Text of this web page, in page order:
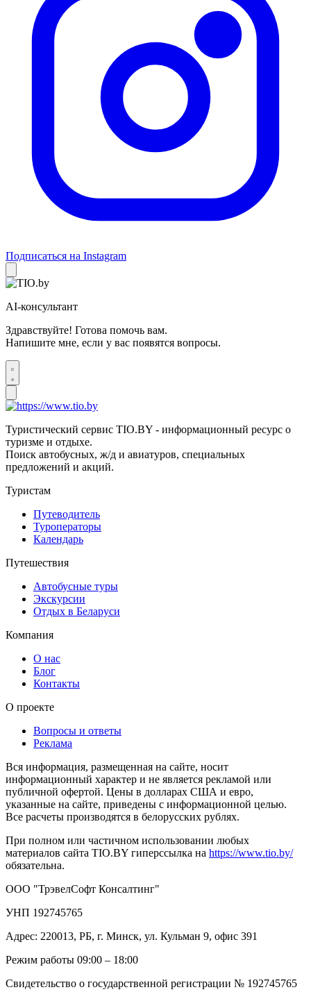
Подписаться на Instagram
AI-консультант
Здравствуйте! Готова помочь вам.
Напишите мне, если у вас появятся вопросы.
Туристический сервис TIO.BY - информационный ресурс о
туризме и отдыхе.
Поиск автобусных, ж/д и авиатуров, специальных
предложений и акций.
Туристам
Путеводитель
Туроператоры
Календарь
Путешествия
Автобусные туры
Экскурсии
Отдых в Беларуси
Компания
О нас
Блог
Контакты
О проекте
Вопросы и ответы
Реклама
Вся информация, размещенная на сайте, носит
информационный характер и не является рекламой или
публичной офертой. Цены в долларах США и евро,
указанные на сайте, приведены с информационной целью.
Все расчеты производятся в белорусских рублях.
При полном или частичном использовании любых
материалов сайта TIO.BY гиперссылка на https://www.tio.by/
обязательна.
ООО "ТрэвелСофт Консалтинг"
УНП 192745765
Адрес: 220013, РБ, г. Минск, ул. Кульман 9, офис 391
Режим работы 09:00 – 18:00
Свидетельство о государственной регистрации № 192745765